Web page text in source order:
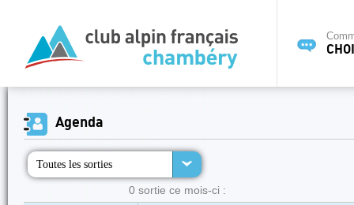
Agenda
Toutes les sorties
0 sortie ce mois-ci :